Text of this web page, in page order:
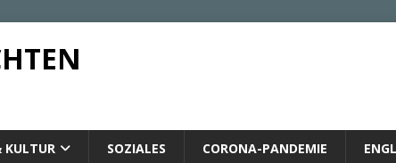
KULTUR SOZIALES CORONA-PANDEMIE